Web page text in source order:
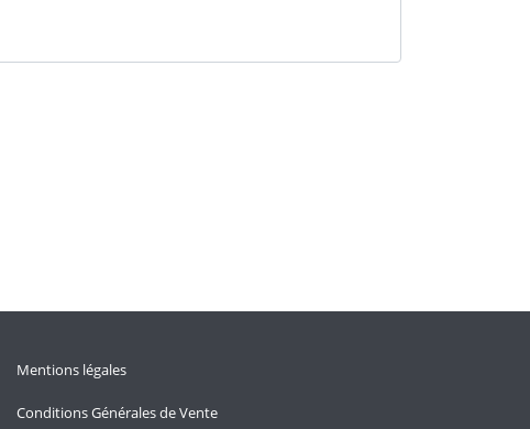
Mentions légales
Conditions Générales de Vente